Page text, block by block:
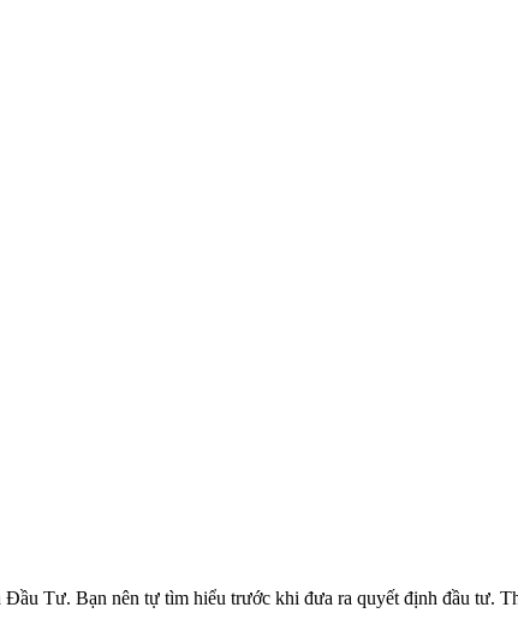
Tư. Bạn nên tự tìm hiểu trước khi đưa ra quyết định đầu tư.